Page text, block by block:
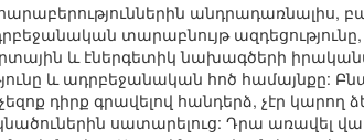
անդրադառնալիս,
տարաբնույթ
և էներգետիկ նախագծերի
և ադրբեջանական հոծ համայնքը:
դիրք գրավելով հանդերձ, չէր
սատարելուց: Դրա առավել